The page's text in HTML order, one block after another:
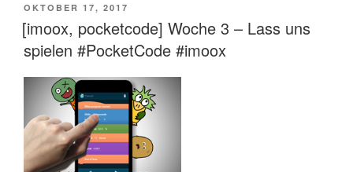
VERÖFFENTLICHT
AM
OKTOBER 17, 2017
[imoox, pocketcode] Woche 3 – Lass uns
spielen #PocketCode #imoox